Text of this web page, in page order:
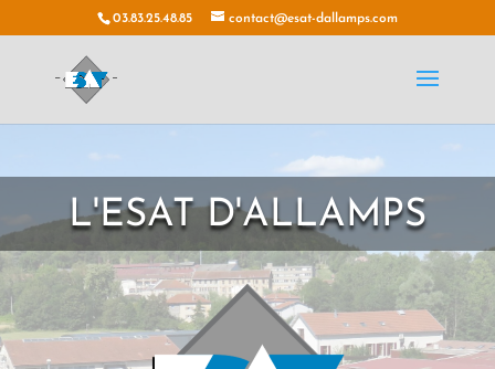
03.83.25.48.85 contact@esat-dallamps.com
L'ESAT D'ALLAMPS